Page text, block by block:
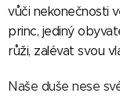
vůči nekonečnosti
princ, jediný
růži, zalévat svou
Naše duše nese